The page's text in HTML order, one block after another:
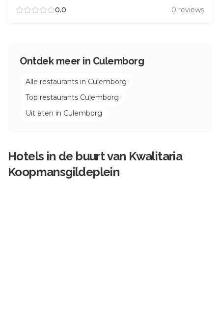
0.0
0 reviews
Ontdek meer in Culemborg
Alle restaurants in Culemborg
Top restaurants Culemborg
Uit eten in Culemborg
Hotels in de buurt van Kwalitaria
Koopmansgildeplein